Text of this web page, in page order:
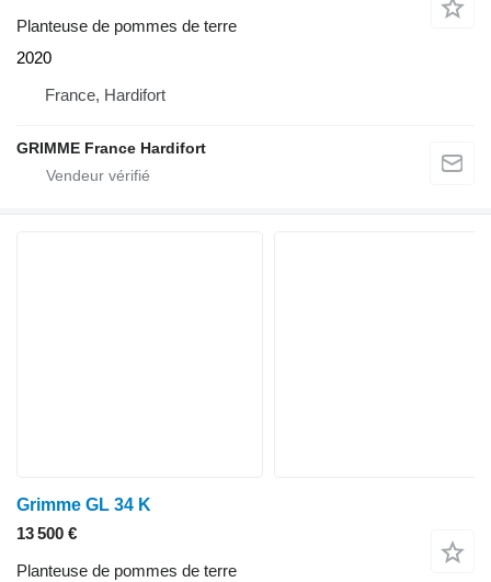
Planteuse de pommes de terre
2020
France, Hardifort
GRIMME France Hardifort
Grimme GL 34 K
13 500 €
Planteuse de pommes de terre